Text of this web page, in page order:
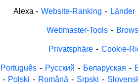
Alexa - Website-Ranking - Länder
Webmaster-Tools -
Privatsphäre - Cookie-
Português - Русский - Беларуская -
- Polski - Română - Srpski -